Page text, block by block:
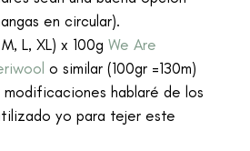
en circular).
L, XL) x 100g We Are
o similar (100gr =130m)
hablaré de los
yo para tejer este